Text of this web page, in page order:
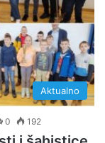
Aktualno
0 192